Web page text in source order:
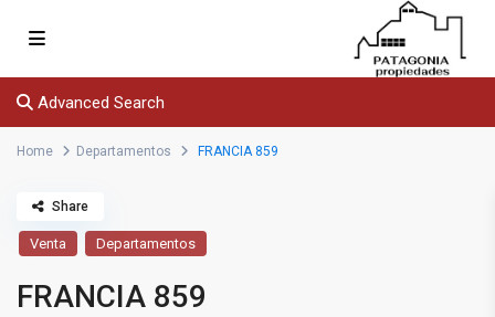
Advanced Search
Home Departamentos FRANCIA 859
Venta Departamentos
FRANCIA 859
Share